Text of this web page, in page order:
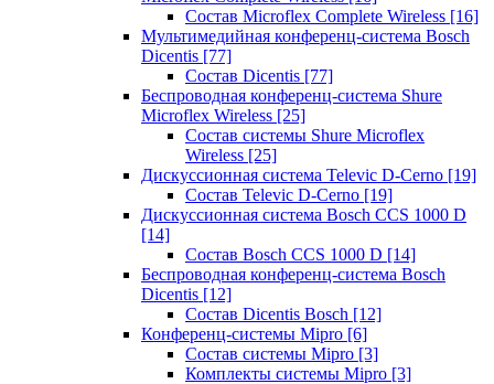
Состав Microflex Complete Wireless [16]
Мультимедийная конференц-система Bosch
Dicentis [77]
Состав Dicentis [77]
Беспроводная конференц-система Shure
Microflex Wireless [25]
Состав системы Shure Microflex
Wireless [25]
Дискуссионная система Televic D-Cerno [19]
Состав Televic D-Cerno [19]
Дискуссионная система Bosch CCS 1000 D
[14]
Состав Bosch CCS 1000 D [14]
Беспроводная конференц-система Bosch
Dicentis [12]
Состав Dicentis Bosch [12]
Конференц-системы Mipro [6]
Состав системы Mipro [3]
Комплекты системы Mipro [3]